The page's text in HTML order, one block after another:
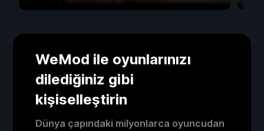
WeMod ile oyunlarınızı
dilediğiniz gibi
kişiselleştirin
Dünya çapındaki milyonlarca oyuncudan